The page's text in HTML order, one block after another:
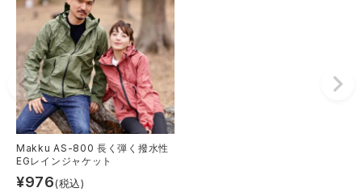
Makku AS-800 長く弾く撥水性
EGレインジャケット
¥976(税込)